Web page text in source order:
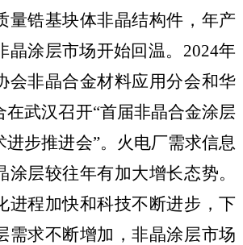
量锆基块体非晶结构件，年产
晶涂层市场开始回温。 2024年
会非晶合金材料应用分会和华
在武汉召开“首届非晶合金涂层
进步推进会”。 火电厂需求信息
涂层较往年有加大增长态势。
进程加快和科技不断进步，下
需求不断增加，非晶涂层市场